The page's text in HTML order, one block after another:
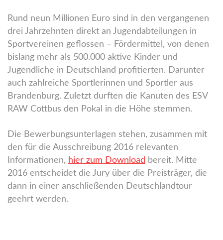
Rund neun Millionen Euro sind in den vergangenen
drei Jahrzehnten direkt an Jugendabteilungen in
Sportvereinen geflossen – Fördermittel, von denen
bislang mehr als 500.000 aktive Kinder und
Jugendliche in Deutschland profitierten. Darunter
auch zahlreiche Sportlerinnen und Sportler aus
Brandenburg. Zuletzt durften die Kanuten des ESV
RAW Cottbus den Pokal in die Höhe stemmen.
Die Bewerbungsunterlagen stehen, zusammen mit
den für die Ausschreibung 2016 relevanten
Informationen, hier zum Download bereit. Mitte
2016 entscheidet die Jury über die Preisträger, die
dann in einer anschließenden Deutschlandtour
geehrt werden.